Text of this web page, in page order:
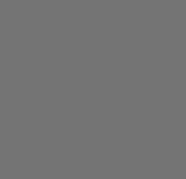
[])
[])
100,